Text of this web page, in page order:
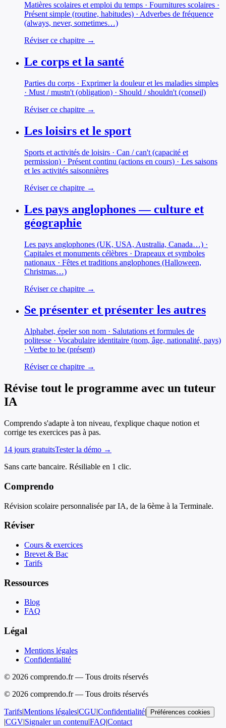
Matières scolaires et emploi du temps · Fournitures scolaires ·
Présent simple (routine, habitudes) · Adverbes de fréquence
(always, never, sometimes…)
Réviser ce chapitre →
Le corps et la santé
Parties du corps · Exprimer la douleur et les maladies simples
· Must / mustn't (obligation) · Should / shouldn't (conseil)
Réviser ce chapitre →
Les loisirs et le sport
Sports et activités de loisirs · Can / can't (capacité et
permission) · Présent continu (actions en cours) · Les saisons
et les activités saisonnières
Réviser ce chapitre →
Les pays anglophones — culture et
géographie
Les pays anglophones (UK, USA, Australia, Canada…) ·
Capitales et monuments célèbres · Drapeaux et symboles
nationaux · Fêtes et traditions anglophones (Halloween,
Christmas…)
Réviser ce chapitre →
Se présenter et présenter les autres
Alphabet, épeler son nom · Salutations et formules de
politesse · Vocabulaire identitaire (nom, âge, nationalité, pays)
· Verbe to be (présent)
Réviser ce chapitre →
Révise tout le programme avec un tuteur
IA
Comprendo s'adapte à ton niveau, t'explique chaque notion et
corrige tes exercices pas à pas.
14 jours gratuitsTester la démo →
Sans carte bancaire. Résiliable en 1 clic.
Comprendo
Révision scolaire personnalisée par IA, de la 6ème à la Terminale.
Réviser
Cours & exercices
Brevet & Bac
Tarifs
Ressources
Blog
FAQ
Légal
Mentions légales
Confidentialité
© 2026 comprendo.fr — Tous droits réservés
© 2026 comprendo.fr — Tous droits réservés
Tarifs|Mentions légales|CGU|Confidentialité| Préférences cookies
|CGV|Signaler un contenu|FAQ|Contact